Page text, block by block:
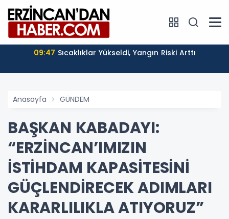
09:47 Sıcaklıklar Yükseldi, Yangın Riski Arttı
Anasayfa GÜNDEM
BAŞKAN KABADAYI:
“ERZİNCAN’IMIZIN
İSTİHDAM KAPASİTESİNİ
GÜÇLENDİRECEK ADIMLARI
KARARLILIKLA ATIYORUZ”